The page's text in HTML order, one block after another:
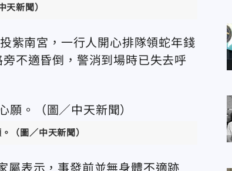
天新聞）
紫南宮，一行人開心排隊領蛇年錢
不適昏倒，警消到場時已失去呼
（圖／中天新聞）
屬表示，事發前並無身體不適跡